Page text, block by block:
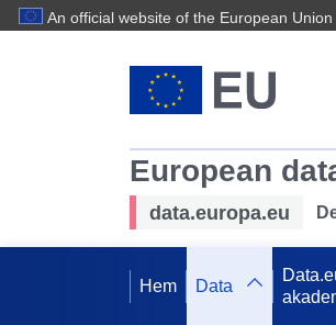
An official website of the European Union
European
data.europa.eu
Hem Data